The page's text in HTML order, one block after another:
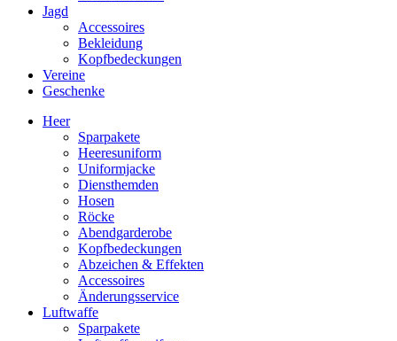
Jagd
Accessoires
Bekleidung
Kopfbedeckungen
Vereine
Geschenke
Heer
Sparpakete
Heeresuniform
Uniformjacke
Diensthemden
Hosen
Röcke
Abendgarderobe
Kopfbedeckungen
Abzeichen & Effekten
Accessoires
Änderungsservice
Luftwaffe
Sparpakete